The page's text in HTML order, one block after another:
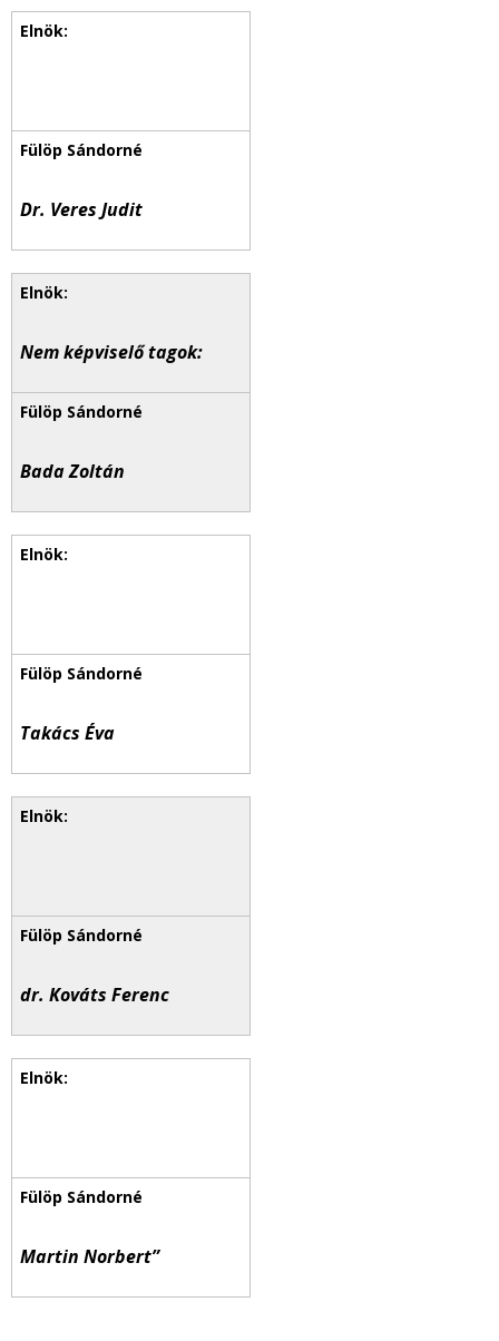
Dr. Veres Judit
Nem képviselő tagok:
Bada Zoltán
Takács Éva
dr. Kováts Ferenc
Martin Norbert”